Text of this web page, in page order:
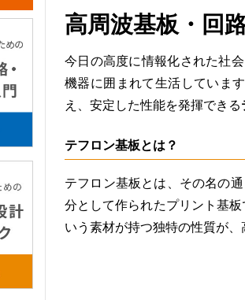
高周波基板・回
今日の高度に情報化された社
機器に囲まれて生活していま
え、安定した性能を発揮できる
テフロン基板とは？
テフロン基板とは、その名の
分として作られたプリント基
いう素材が持つ独特の性質が